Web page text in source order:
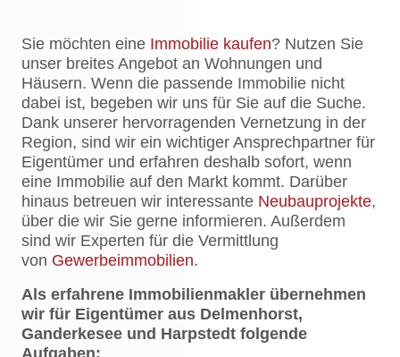
Sie möchten eine Immobilie kaufen? Nutzen Sie
unser breites Angebot an Wohnungen und
Häusern. Wenn die passende Immobilie nicht
dabei ist, begeben wir uns für Sie auf die Suche.
Dank unserer hervorragenden Vernetzung in der
Region, sind wir ein wichtiger Ansprechpartner für
Eigentümer und erfahren deshalb sofort, wenn
eine Immobilie auf den Markt kommt. Darüber
hinaus betreuen wir interessante Neubauprojekte,
über die wir Sie gerne informieren. Außerdem
sind wir Experten für die Vermittlung
von Gewerbeimmobilien.
Als erfahrene Immobilienmakler übernehmen
wir für Eigentümer aus Delmenhorst,
Ganderkesee und Harpstedt folgende
Aufgaben: